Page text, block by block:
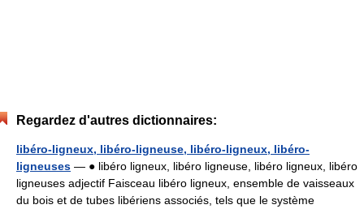
Regardez d'autres dictionnaires:
libéro-ligneux, libéro-ligneuse, libéro-ligneux, libéro-
ligneuses — ● libéro ligneux, libéro ligneuse, libéro ligneux, libéro
ligneuses adjectif Faisceau libéro ligneux, ensemble de vaisseaux
du bois et de tubes libériens associés, tels que le système